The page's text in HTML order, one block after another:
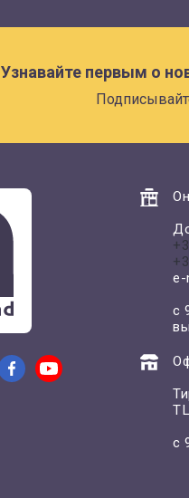
Узнавайте первым о
с
с